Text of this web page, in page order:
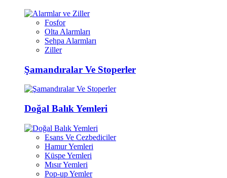
Fosfor
Olta Alarmları
Sehpa Alarmları
Ziller
Şamandıralar Ve Stoperler
Doğal Balık Yemleri
Esans Ve Cezbediciler
Hamur Yemleri
Küspe Yemleri
Mısır Yemleri
Pop-up Yemler